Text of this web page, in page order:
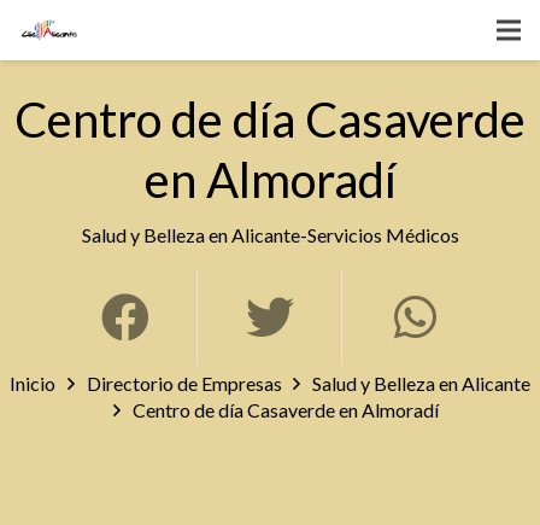
Centro de día Casaverde
en Almoradí
Salud y Belleza en Alicante-Servicios Médicos
Inicio Directorio de Empresas
Salud y Belleza en Alicante
Centro de día Casaverde en Almoradí